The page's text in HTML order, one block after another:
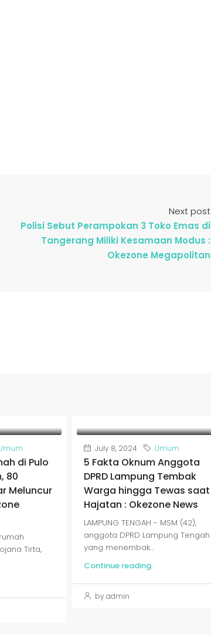
Next post
Polisi Sebut Perampokan 3 Toko Emas di
Tangerang Miliki Kesamaan Modus :
Okezone Megapolitan
di Pulo
80
Meluncur
Tirta,
July 8, 2024 Umum
5 Fakta Oknum Anggota
DPRD Lampung Tembak
Warga hingga Tewas saat
Hajatan : Okezone News
LAMPUNG TENGAH - MSM (42),
anggota DPRD Lampung Tengah
yang menembak...
Continue reading
by admin